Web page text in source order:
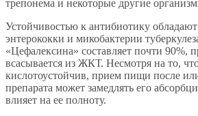
трепонема и некоторые другие
Устойчивостью к антибиотику
энтерококки и микобактерии
«Цефалексина» составляет почти 90%,
всасывается из ЖКТ. Несмотря на то,
кислотоустойчив, прием пищи после
препарата может замедлять его
влияет на ее полноту.